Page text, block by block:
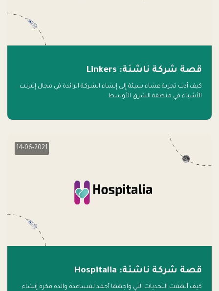
قصة شركة ناشئة: Linkers
كيف أدت تجربة عشاء سيئة إلى إنشاء الشركة الرائدة في مجال إنترنت
الأشياء في منطقة الشرق الأوسط
14-06-2021
قصة شركة ناشئة: Hospitalia
كيف ألهمت التحديات التي واجهها أحمد لمساعدة والده فكرة إنشاء